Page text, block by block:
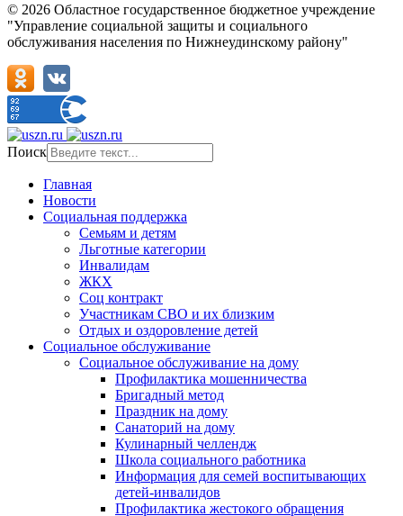
© 2026 Областное государственное бюджетное учреждение
"Управление социальной защиты и социального
обслуживания населения по Нижнеудинскому району"
Поиск
Главная
Новости
Социальная поддержка
Семьям и детям
Льготные категории
Инвалидам
ЖКХ
Соц контракт
Участникам СВО и их близким
Отдых и оздоровление детей
Социальное обслуживание
Социальное обслуживание на дому
Профилактика мошенничества
Бригадный метод
Праздник на дому
Санаторий на дому
Кулинарный челлендж
Школа социального работника
Информация для семей воспитывающих
детей-инвалидов
Профилактика жестокого обращения